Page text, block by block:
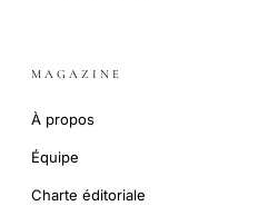
MAGAZINE
À propos
Équipe
Charte éditoriale